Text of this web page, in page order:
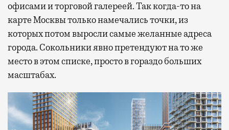
офисами и торговой галереей. Так когда-то на
карте Москвы только намечались точки, из
которых потом выросли самые желанные адреса
города. Сокольники явно претендуют на то же
место в этом списке, просто в гораздо больших
масштабах.